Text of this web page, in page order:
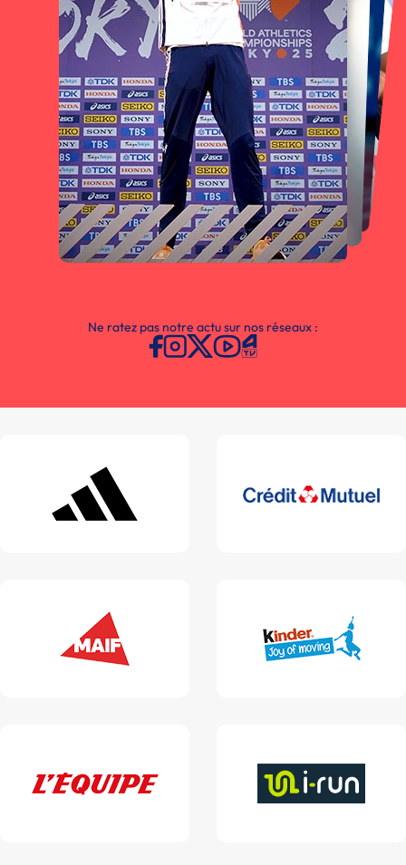
Ne ratez pas notre actu sur nos réseaux :